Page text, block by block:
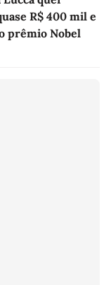
R$ 400 mil e
prêmio Nobel